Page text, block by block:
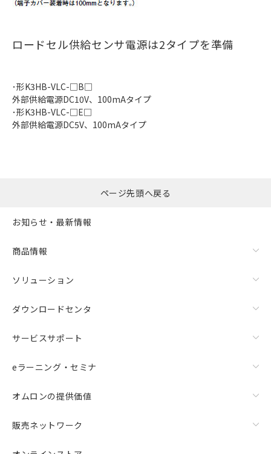
ロードセル供給センサ電源は2タイプを準備
･形K3HB-VLC-□B□
外部供給電源DC10V、100mAタイプ
･形K3HB-VLC-□E□
外部供給電源DC5V、100mAタイプ
ページ先頭へ戻る
お知らせ・最新情報
商品情報
ソリューション
ダウンロードセンタ
サービスサポート
eラーニング・セミナ
オムロンの提供価値
販売ネットワーク